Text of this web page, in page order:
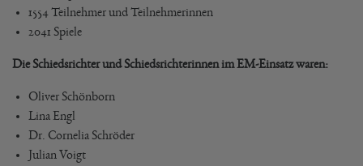
1554 Teilnehmer und Teilnehmerinnen
2041 Spiele
Die Schiedsrichter und Schiedsrichterinnen im EM-Einsatz waren:
Oliver Schönborn
Lina Engl
Dr. Cornelia Schröder
Julian Voigt